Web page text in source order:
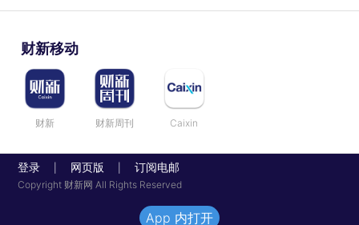
财新移动
财新 财新周刊 Caixin
登录 网页版 订阅电邮
Copyright 财新网 All Rights Reserved
App 内打开